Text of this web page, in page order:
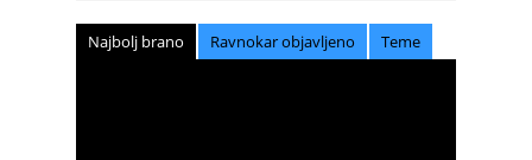
Najbolj brano Ravnokar objavljeno Teme